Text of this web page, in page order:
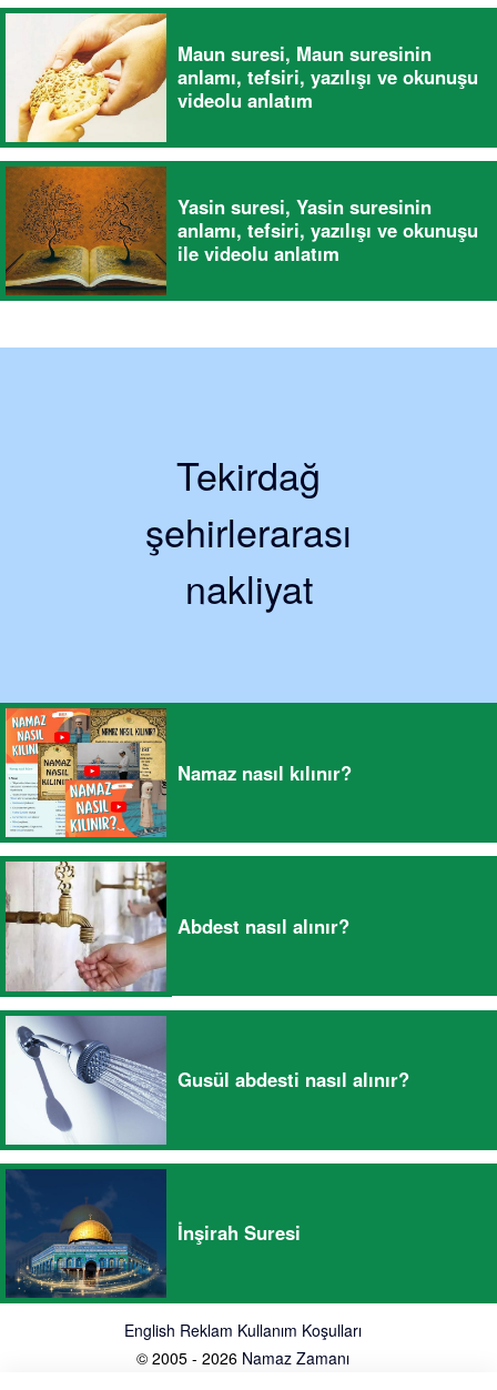
Maun suresi, Maun suresinin
anlamı, tefsiri, yazılışı ve okunuşu
videolu anlatım
Yasin suresi, Yasin suresinin
anlamı, tefsiri, yazılışı ve okunuşu
ile videolu anlatım
Tekirdağ
şehirlerarası
nakliyat
Namaz nasıl kılınır?
Abdest nasıl alınır?
Gusül abdesti nasıl alınır?
İnşirah Suresi
English Reklam Kullanım Koşulları
© 2005 - 2026 Namaz Zamanı